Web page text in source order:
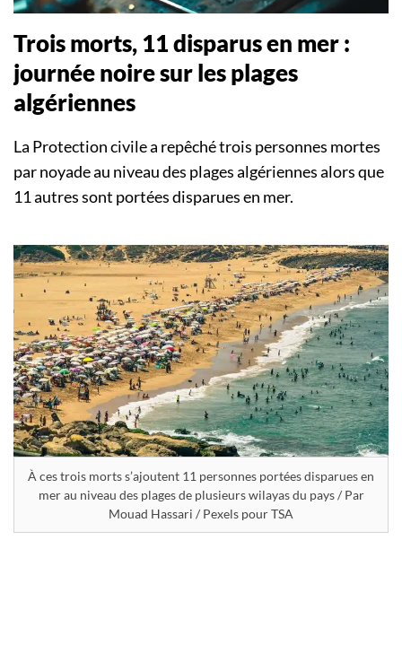
Trois morts, 11 disparus en mer :
journée noire sur les plages
algériennes
La Protection civile a repêché trois personnes mortes
par noyade au niveau des plages algériennes alors que
11 autres sont portées disparues en mer.
À ces trois morts s’ajoutent 11 personnes portées disparues en
mer au niveau des plages de plusieurs wilayas du pays / Par
Mouad Hassari / Pexels pour TSA